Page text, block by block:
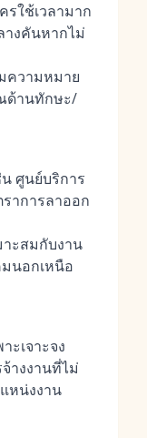
รใช้เวลามาก
างคันหากไม่
ความหมาย
ด้านทักษะ/
ศูนย์บริการ
าการลาออก
ะสมกับงาน
นอกเหนือ
ะเจาะจง
างงานที่ไม่
หน่งงาน